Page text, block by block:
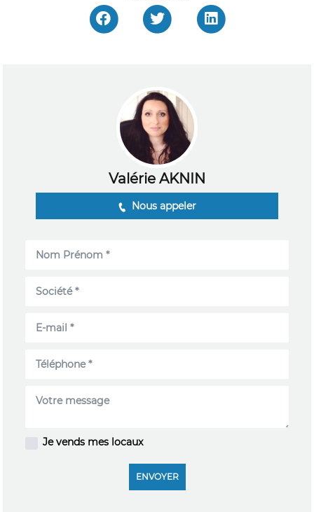
Valérie AKNIN
Nous appeler
Je vends mes locaux
ENVOYER